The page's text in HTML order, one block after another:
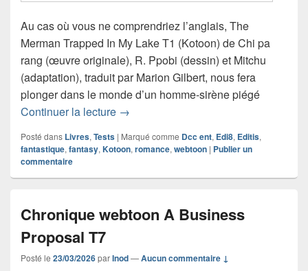
Au cas où vous ne comprendriez l’anglais, The
Merman Trapped In My Lake T1 (Kotoon) de Chi pa
rang (œuvre originale), R. Ppobi (dessin) et Mitchu
(adaptation), traduit par Marion Gilbert, nous fera
plonger dans le monde d’un homme-sirène piégé
Continuer la lecture Chronique webtoon The Merman
→
Posté dans Livres, Tests | Marqué comme Dcc ent, Edi8, Editis,
fantastique, fantasy, Kotoon, romance, webtoon | Publier un
commentaire
Chronique webtoon A Business
Proposal T7
Posté le 23/03/2026parInod—Aucun commentaire ↓